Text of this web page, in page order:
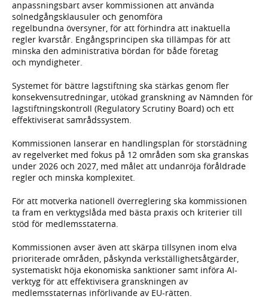
anpassningsbart avser kommissionen att använda
solnedgångsklausuler och genomföra
regelbundna översyner, för att förhindra att inaktuella
regler kvarstår. Engångsprincipen ska tillämpas för att
minska den administrativa bördan för både företag
och myndigheter.
Systemet för bättre lagstiftning ska stärkas genom fler
konsekvensutredningar, utökad granskning av Nämnden för
lagstiftningskontroll (Regulatory Scrutiny Board) och ett
effektiviserat samrådssystem.
Kommissionen lanserar en handlingsplan för storstädning
av regelverket med fokus på 12 områden som ska granskas
under 2026 och 2027, med målet att undanröja föråldrade
regler och minska komplexitet.
För att motverka nationell överreglering ska kommissionen
ta fram en verktygslåda med bästa praxis och kriterier till
stöd för medlemsstaterna.
Kommissionen avser även att skärpa tillsynen inom elva
prioriterade områden, påskynda verkställighetsåtgärder,
systematiskt höja ekonomiska sanktioner samt införa AI-
verktyg för att effektivisera granskningen av
medlemsstaternas införlivande av EU-rätten.